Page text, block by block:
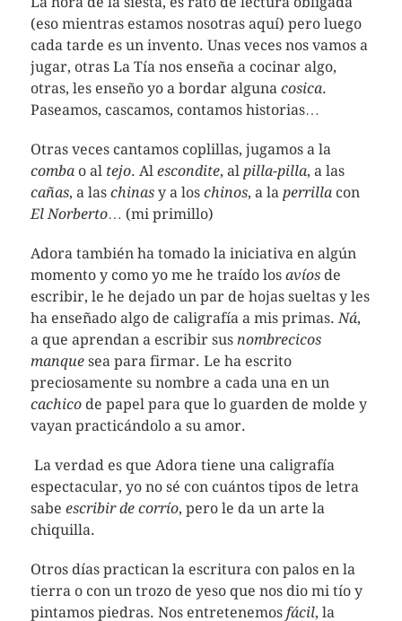
(eso mientras estamos nosotras aquí) pero luego
cada tarde es un invento. Unas veces nos vamos a
jugar, otras La Tía nos enseña a cocinar algo,
otras, les enseño yo a bordar alguna cosica.
Paseamos, cascamos, contamos historias…
Otras veces cantamos coplillas, jugamos a la
combao altejo. Al escondite, al pilla-pilla, a las
cañas, a las chinasy a los chinos, a la perrillacon
El Norberto… (mi primillo)
Adora también ha tomado la iniciativa en algún
momento y como yo me he traído los avíosde
escribir, le he dejado un par de hojas sueltas y les
ha enseñado algo de caligrafía a mis primas.Ná,
a que aprendan a escribir sus nombrecicos
manquesea para firmar. Le ha escrito
preciosamente su nombre a cada una en un
cachicode papel para que lo guarden de molde y
vayan practicándolo a su amor.
La verdad es que Adora tiene una caligrafía
espectacular, yo no sé con cuántos tipos de letra
sabe escribir de corrío, pero le da un arte la
chiquilla.
Otros días practican la escritura con palos en la
tierra o con un trozo de yeso que nos dio mi tío y
pintamos piedras. Nos entretenemos fácil, la